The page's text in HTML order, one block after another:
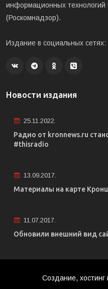
информационных технологий
(Роскомнадзор).
Издание в социальных сетях:
Новости издания
25.11.2022.
Радио от kronnews.ru
#thisradio
13.09.2017.
Материалы на карте
11.07.2017.
Обновили внешний вид
Создание, хостинг